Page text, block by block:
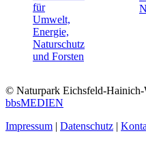
© Naturpark Eichsfeld-Hainich-
bbsMEDIEN
Impressum | Datenschutz |